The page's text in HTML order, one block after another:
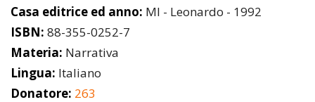
Casa editrice ed anno: MI - Leonardo - 1992
ISBN: 88-355-0252-7
Materia: Narrativa
Lingua: Italiano
Donatore: 263